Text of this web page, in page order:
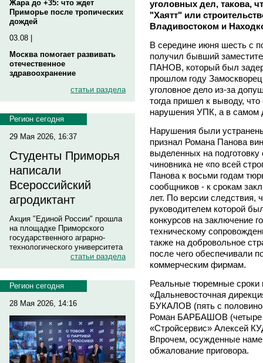
Жара до +35: что ждет
Приморье после тропических
дождей
03.08 |
Москва помогает развивать
отечественное
здравоохранение
статьи раздела
Регион сегодня
29 Мая 2026, 16:37
Студенты Приморья
написали
Всероссийский
агродиктант
Акция "Единой России" прошла
на площадке Приморского
государственного аграрно-
технологического университета
статьи раздела
Регион сегодня
28 Мая 2026, 14:16
уголовных дел, такова,
"Хаятт" или
Владивостоком и
В середине июня шесть с
получил бывший
ПАНОВ, который был
прошлом году
уголовное дело из-за
тогда пришел к выводу,
нарушения УПК, а в самом
Нарушения были
признал Романа Панова
выделенных на
чиновника не «по всей
Панова к восьми годам
сообщников - к срокам
лет. По версии следствия,
руководителем которой
конкурсов на заключение
техническому
также на добровольное
после чего обеспечивали
коммерческим фирмам.
Реальные тюремные сроки
«Дальневосточная
БУКАЛОВ (пять с
Роман БАРБАШОВ (четыре
«Стройсервис» Алексей
Впрочем, осужденные
обжалование приговора.